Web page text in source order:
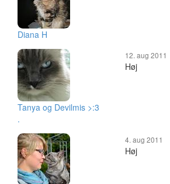
Diana H
Tanya og Devilmis >:3
.
12. aug 2011
Høj
4. aug 2011
Høj